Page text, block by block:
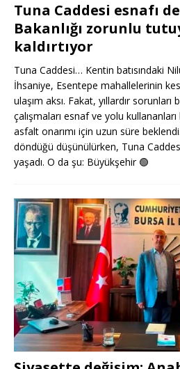
Tuna Caddesi esnafı
Bakanlığı zorunlu
kaldırtıyor
Tuna Caddesi… Kentin batısındaki
İhsaniye, Esentepe mahallelerinin
ulaşım aksı. Fakat, yıllardır
çalışmaları esnaf ve yolu
asfalt onarımı için uzun süre
döndüğü düşünülürken, Tuna
yaşadı. O da şu: Büyükşehir 🟢